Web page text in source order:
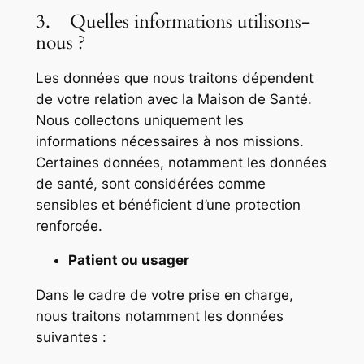
3. Quelles informations utilisons-
nous ?
Les données que nous traitons dépendent
de votre relation avec la Maison de Santé.
Nous collectons uniquement les
informations nécessaires à nos missions.
Certaines données, notamment les données
de santé, sont considérées comme
sensibles et bénéficient d’une protection
renforcée.
Patient ou usager
Dans le cadre de votre prise en charge,
nous traitons notamment les données
suivantes :